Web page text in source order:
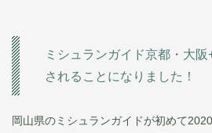
ミシュランガイド京都・大
されることになりました！
岡山県のミシュランガイドが初めて